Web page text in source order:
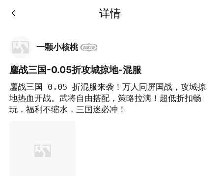
详情
一颗小核桃
鏖战三国-0.05折攻城掠地-混服
鏖战三国 0.05 折混服来袭！万人同屏国战，攻城掠
地热血开战。武将自由搭配，策略拉满！超低折扣畅
玩，福利不缩水，三国迷必冲！